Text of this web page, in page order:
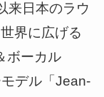
来日本のラウ
界に広げる
ボーカル
デル「Jean-